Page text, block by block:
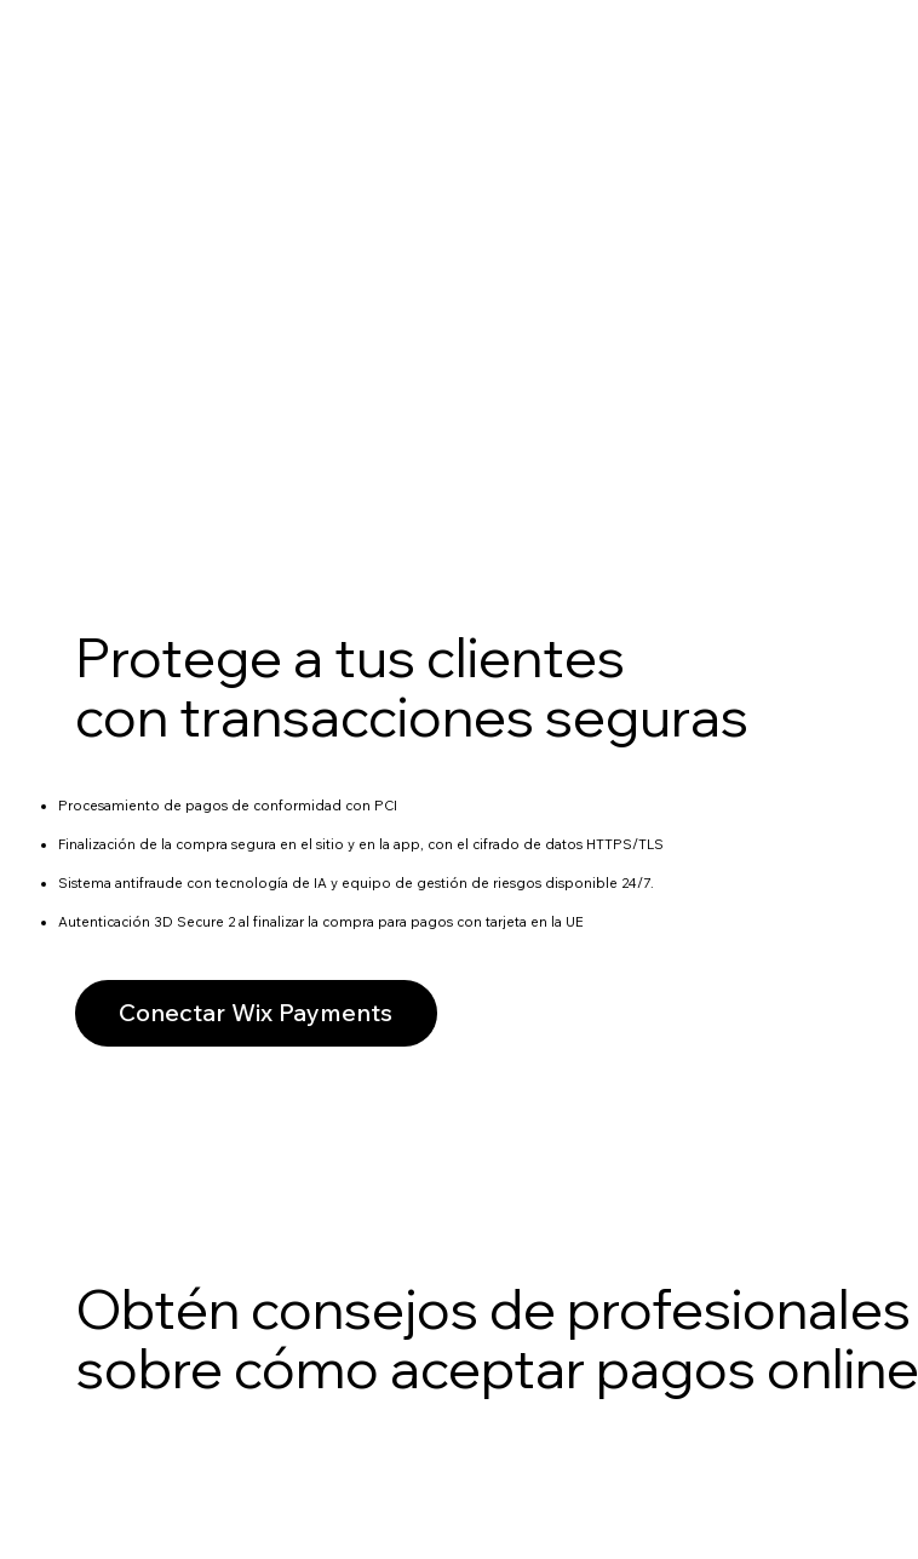
Protege a tus clientes
con transacciones seguras
Procesamiento de pagos de conformidad con PCI
Finalización de la compra segura en el sitio y en la app, con el cifrado de datos HTTPS/TLS
Sistema antifraude con tecnología de IA y equipo de gestión de riesgos disponible 24/7.
Autenticación 3D Secure 2 al finalizar la compra para pagos con tarjeta en la UE
Conectar Wix Payments
Obtén consejos de profesionales
sobre cómo aceptar pagos online